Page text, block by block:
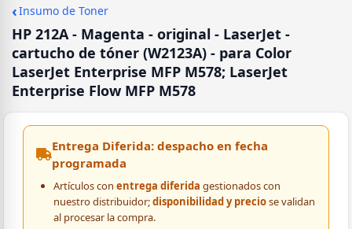
‹Insumo de Toner
HP 212A - Magenta - original - LaserJet -
cartucho de tóner (W2123A) - para Color
LaserJet Enterprise MFP M578; LaserJet
Enterprise Flow MFP M578
Entrega Diferida: despacho en fecha
programada
Artículos con entrega diferida gestionados con
nuestro distribuidor;disponibilidad y preciose validan
al procesar la compra.